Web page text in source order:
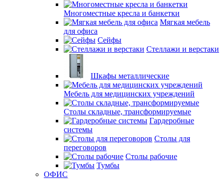
Многоместные кресла и банкетки
Мягкая мебель
для офиса
Сейфы
Стеллажи и верстаки
Шкафы металлические
Мебель для медицинских учреждений
Столы складные, трансформируемые
Гардеробные
системы
Столы для
переговоров
Столы рабочие
Тумбы
ОФИС